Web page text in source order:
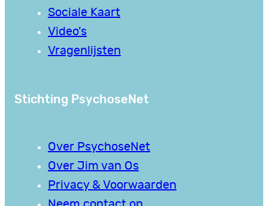
Sociale Kaart
Video’s
Vragenlijsten
Stichting PsychoseNet
Over PsychoseNet
Over Jim van Os
Privacy & Voorwaarden